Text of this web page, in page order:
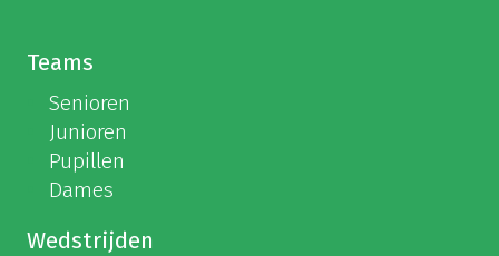
Teams
Senioren
Junioren
Pupillen
Dames
Wedstrijden